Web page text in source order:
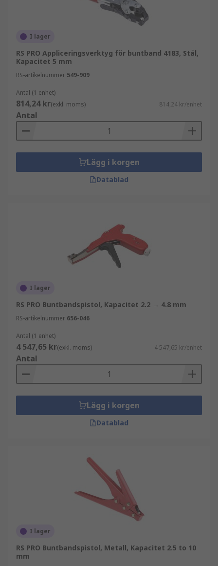
I lager
RS PRO Appliceringsverktyg för buntband 4183, Stål,
Kapacitet 5 mm
RS-artikelnummer 549-909
Antal (1 enhet)
814,24 kr(exkl. moms) 814,24 kr/enhet
Antal
Lägg i korgen
Datablad
I lager
RS PRO Buntbandspistol, Kapacitet 2.2 → 4.8 mm
RS-artikelnummer 656-046
Antal (1 enhet)
4 547,65 kr(exkl. moms) 4 547,65 kr/enhet
Antal
Lägg i korgen
Datablad
I lager
RS PRO Buntbandspistol, Metall, Kapacitet 2.5 to 10
mm